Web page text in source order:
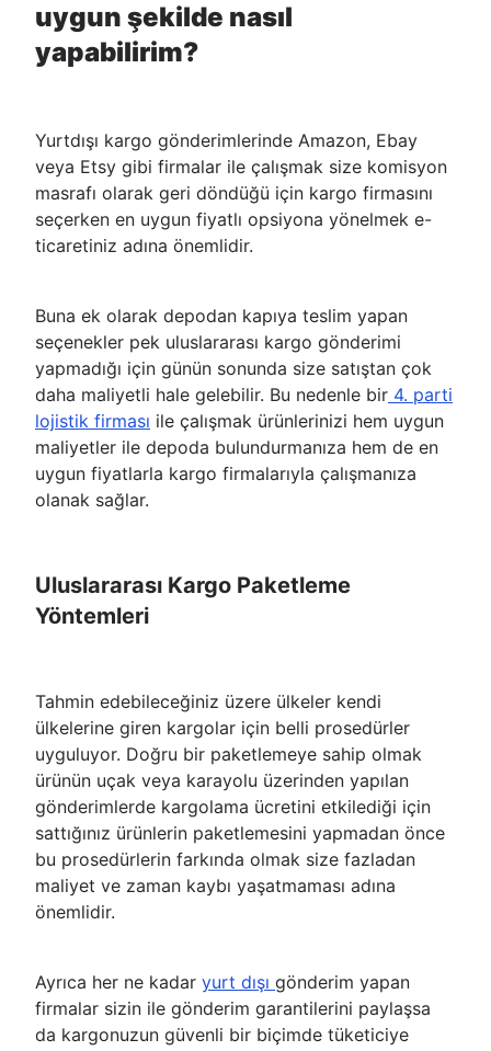
uygun şekilde nasıl
yapabilirim?
Yurtdışı kargo gönderimlerinde Amazon, Ebay
veya Etsy gibi firmalar ile çalışmak size komisyon
masrafı olarak geri döndüğü için kargo firmasını
seçerken en uygun fiyatlı opsiyona yönelmek e-
ticaretiniz adına önemlidir.
Buna ek olarak depodan kapıya teslim yapan
seçenekler pek uluslararası kargo gönderimi
yapmadığı için günün sonunda size satıştan çok
daha maliyetli hale gelebilir. Bu nedenle bir 4. parti
lojistik firması ile çalışmak ürünlerinizi hem uygun
maliyetler ile depoda bulundurmanıza hem de en
uygun fiyatlarla kargo firmalarıyla çalışmanıza
olanak sağlar.
Uluslararası Kargo Paketleme
Yöntemleri
Tahmin edebileceğiniz üzere ülkeler kendi
ülkelerine giren kargolar için belli prosedürler
uyguluyor. Doğru bir paketlemeye sahip olmak
ürünün uçak veya karayolu üzerinden yapılan
gönderimlerde kargolama ücretini etkilediği için
sattığınız ürünlerin paketlemesini yapmadan önce
bu prosedürlerin farkında olmak size fazladan
maliyet ve zaman kaybı yaşatmaması adına
önemlidir.
Ayrıca her ne kadar yurt dışı gönderim yapan
firmalar sizin ile gönderim garantilerini paylaşsa
da kargonuzun güvenli bir biçimde tüketiciye